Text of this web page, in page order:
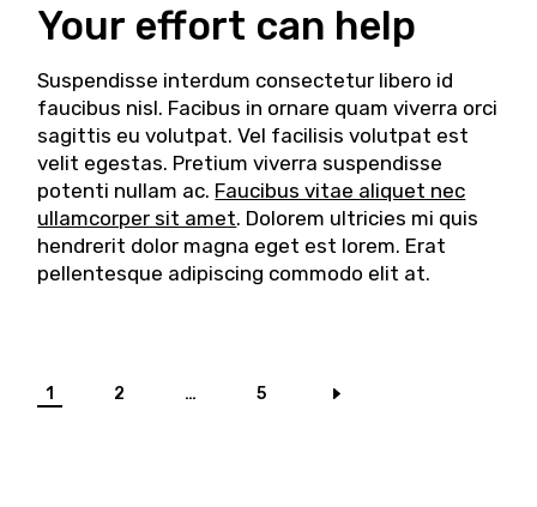
Your effort can help
Suspendisse interdum consectetur libero id
faucibus nisl. Facibus in ornare quam viverra orci
sagittis eu volutpat. Vel facilisis volutpat est
velit egestas. Pretium viverra suspendisse
potenti nullam ac. Faucibus vitae aliquet nec
ullamcorper sit amet. Dolorem ultricies mi quis
hendrerit dolor magna eget est lorem. Erat
pellentesque adipiscing commodo elit at.
1 2 … 5